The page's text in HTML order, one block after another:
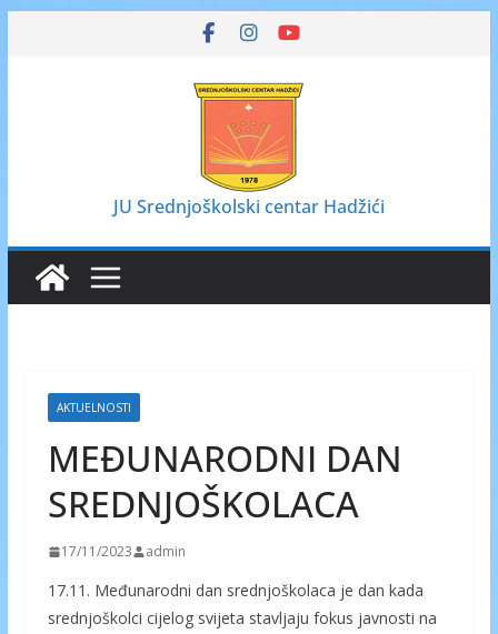
JU Srednjoškolski centar Hadžići
AKTUELNOSTI
MEĐUNARODNI DAN
SREDNJOŠKOLACA
17/11/2023 admin
17.11. Međunarodni dan srednjoškolaca je dan kada
srednjoškolci cijelog svijeta stavljaju fokus javnosti na